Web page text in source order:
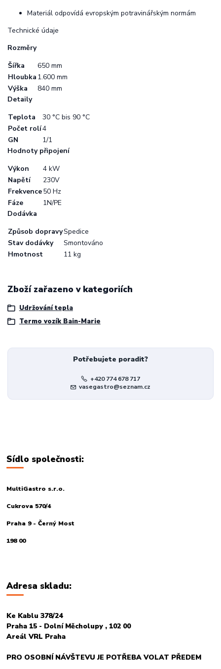
Materiál odpovídá evropským potravinářským normám
Technické údaje
Rozměry
Šířka
650 mm
Hloubka 1.600 mm
Výška
840 mm
Detaily
Teplota
30 °C bis 90 °C
Počet rolí4
GN
1/1
Hodnoty připojení
Výkon
4 kW
Napětí
230V
Frekvence50 Hz
Fáze
1N/PE
Dodávka
Způsob dopravySpedice
Stav dodávky
Smontováno
Hmotnost
11 kg
Zboží zařazeno v kategoriích
Udržování tepla
Termo vozík Bain-Marie
Potřebujete poradit?
+420 774 678 717
vasegastro@seznam.cz
Sídlo společnosti:
MultiGastro s.r.o.
Cukrova 570/4
Praha 9 - Černý Most
198 00
Adresa skladu:
Ke Kablu 378/24
Praha 15 - Dolní Měcholupy , 102 00
Areál VRL Praha
PRO OSOBNÍ NÁVŠTEVU JE POTŘEBA VOLAT PŘEDEM